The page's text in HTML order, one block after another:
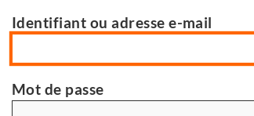
Identifiant ou adresse e-mail
Mot de passe